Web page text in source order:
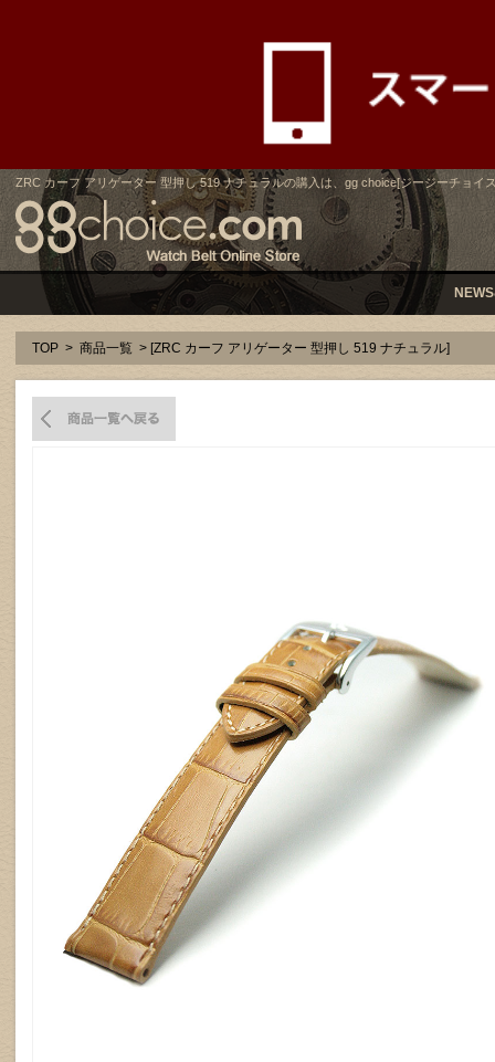
ZRC カーフ アリゲーター 型押し 519 ナチュラルの購入は、gg choice[ジージーチョイ
TOP > 商品一覧 > [ZRC カーフ アリゲーター 型押し 519 ナチュラル]